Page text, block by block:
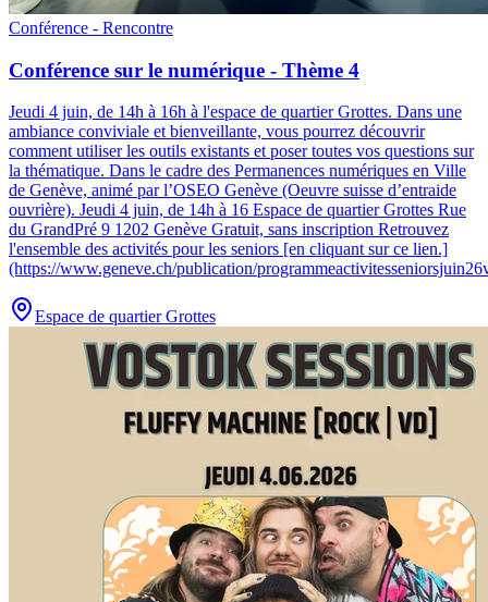
Conférence - Rencontre
Conférence sur le numérique - Thème 4
Jeudi 4 juin, de 14h à 16h à l'espace de quartier Grottes. Dans une
ambiance conviviale et bienveillante, vous pourrez découvrir
comment utiliser les outils existants et poser toutes vos questions sur
la thématique. Dans le cadre des Permanences numériques en Ville
de Genève, animé par l’OSEO Genève (Oeuvre suisse d’entraide
ouvrière). Jeudi 4 juin, de 14h à 16 Espace de quartier Grottes Rue
du GrandPré 9 1202 Genève Gratuit, sans inscription Retrouvez
l'ensemble des activités pour les seniors [en cliquant sur ce lien.]
(https://www.geneve.ch/publication/
Espace de quartier Grottes